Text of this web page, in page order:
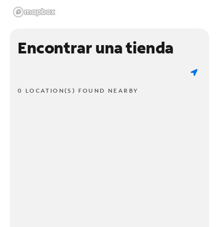
Encontrar una tienda
0 LOCATION(S) FOUND NEARBY